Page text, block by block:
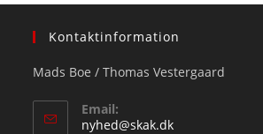
Kontaktinformation
Mads Boe / Thomas Vestergaard
Email:
nyhed@skak.dkOpens